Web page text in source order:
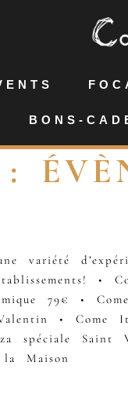
BONS-
:
variété
•
79€ •
•
spéciale
Maison